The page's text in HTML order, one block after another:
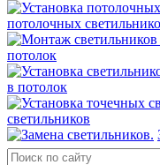
потолочных
потолок
в потолок
светильников